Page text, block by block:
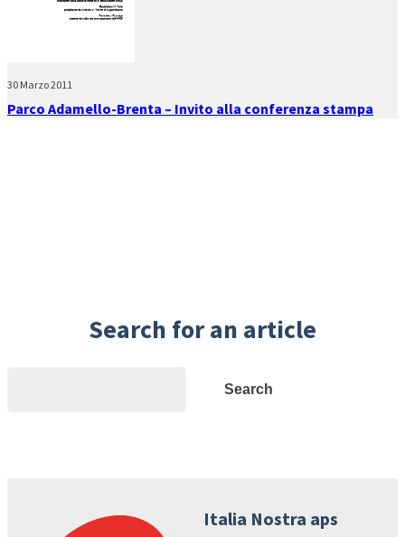
30 Marzo 2011
Parco Adamello-Brenta – Invito alla conferenza stampa
Search for an article
Search
Italia Nostra aps